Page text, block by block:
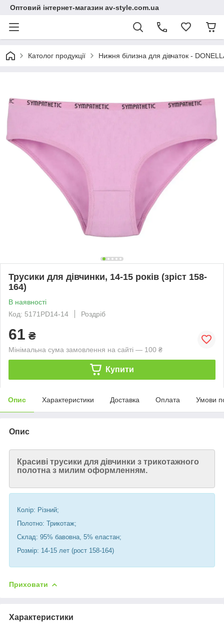
Оптовий інтернет-магазин av-style.com.ua
Католог продукції Нижня білизна для дівчаток -
Трусики для дівчинки, 14-15 років (зріст 158-
164)
В наявності
Код: 5171PD14-14
Роздріб
61 ₴
Мінімальна сума замовлення на сайті — 100 ₴
Купити
Опис Характеристики Доставка Оплата Умови
Опис
Красиві трусики для дівчинки з трикотажного
полотна з милим оформленням.
Колір: Різний;
Полотно: Трикотаж;
Склад: 95% бавовна, 5% еластан;
Розмір: 14-15 лет (рост 158-164)
Приховати
Характеристики